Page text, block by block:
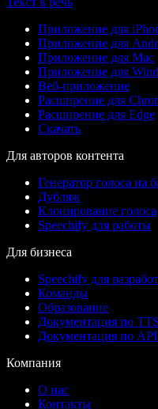
Приложение для
Приложение для
Приложение для Mac
Приложение для
Веб-приложение
Расширение для
Расширение для Edge
Скачать
Для авторов контента
Генератор голоса на
Дубляж
Клонирование голоса
Speechify для работы
Для бизнеса
Speechify для
Команды
Образование
Документация по
Документация по API
Компания
О нас
Контакты